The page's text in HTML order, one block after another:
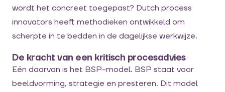
wordt het concreet toegepast? Dutch process
innovators heeft methodieken ontwikkeld om
scherpte in te bedden in de dagelijkse werkwijze.
De kracht van een kritisch procesadvies
Eén daarvan is het BSP-model. BSP staat voor
beeldvorming, strategie en presteren. Dit model